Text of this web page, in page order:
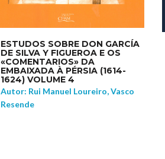
ESTUDOS SOBRE DON GARCÍA
DE SILVA Y FIGUEROA E OS
«COMENTARIOS» DA
EMBAIXADA À PÉRSIA (1614-
1624) VOLUME 4
Autor: Rui Manuel Loureiro, Vasco
Resende